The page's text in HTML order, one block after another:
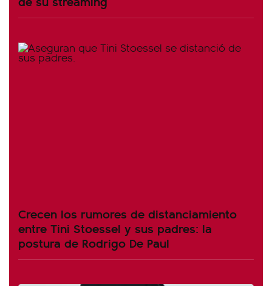
Crecen los rumores de distanciamiento
entre Tini Stoessel y sus padres: la
postura de Rodrigo De Paul